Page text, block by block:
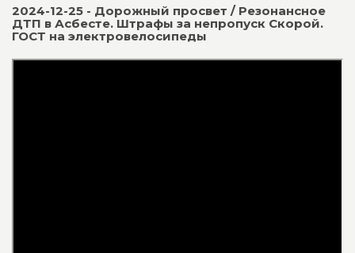
2024-12-25 - Дорожный просвет / Резонансное
ДТП в Асбесте. Штрафы за непропуск Скорой.
ГОСТ на электровелосипеды